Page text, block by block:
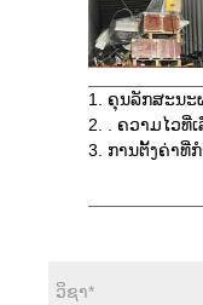
1. ຄຸນລັກສະນະ
2. . ຄວາມໄວທີ່
3. ການຕັ້ງຄ່າທີ່